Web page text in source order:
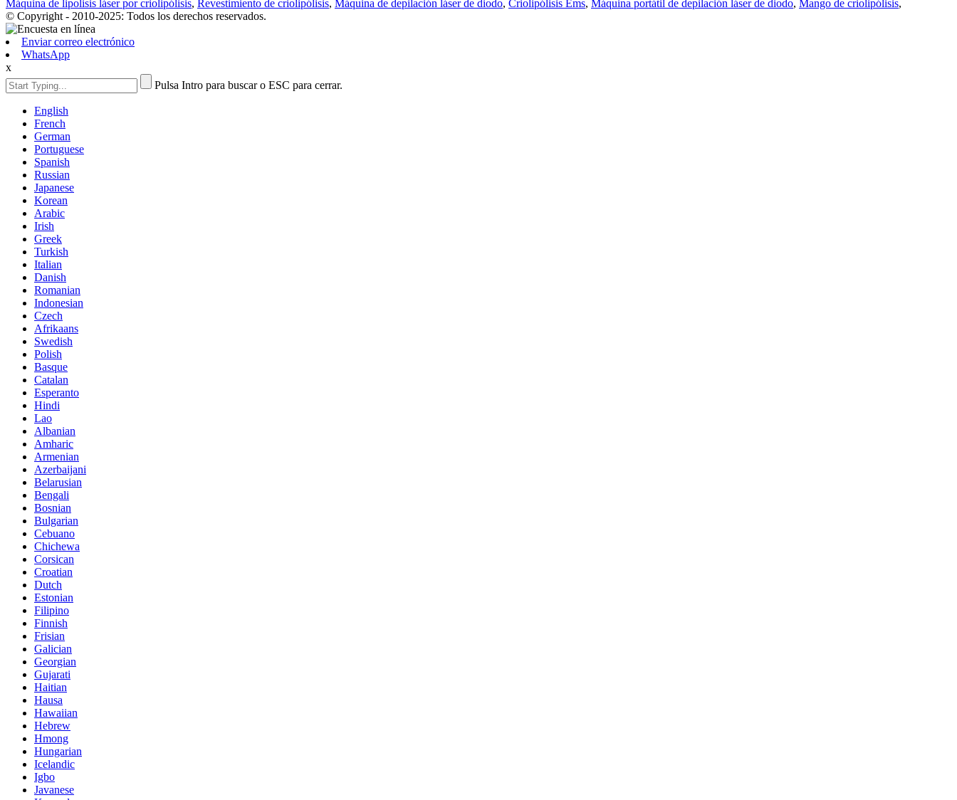
Máquina de lipolisis láser por criolipólisis, Revestimiento de criolipólisis, Máquina de depilación láser de diodo, Criolipólisis Ems, Máquina portátil de depilación láser de diodo, Mango de criolipólisis,
© Copyright - 2010-2025: Todos los derechos reservados.
Enviar correo electrónico
WhatsApp
x
Pulsa Intro para buscar o ESC para cerrar.
English
French
German
Portuguese
Spanish
Russian
Japanese
Korean
Arabic
Irish
Greek
Turkish
Italian
Danish
Romanian
Indonesian
Czech
Afrikaans
Swedish
Polish
Basque
Catalan
Esperanto
Hindi
Lao
Albanian
Amharic
Armenian
Azerbaijani
Belarusian
Bengali
Bosnian
Bulgarian
Cebuano
Chichewa
Corsican
Croatian
Dutch
Estonian
Filipino
Finnish
Frisian
Galician
Georgian
Gujarati
Haitian
Hausa
Hawaiian
Hebrew
Hmong
Hungarian
Icelandic
Igbo
Javanese